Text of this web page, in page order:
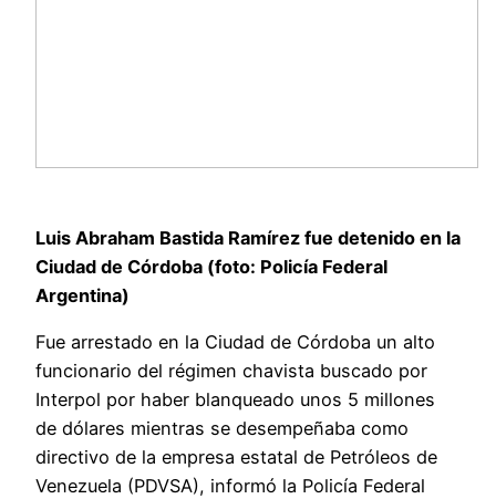
Luis Abraham Bastida Ramírez fue detenido en la
Ciudad de Córdoba (foto: Policía Federal
Argentina)
Fue arrestado en la Ciudad de Córdoba un alto
funcionario del régimen chavista buscado por
Interpol por haber blanqueado unos 5 millones
de dólares mientras se desempeñaba como
directivo de la empresa estatal de Petróleos de
Venezuela (PDVSA), informó la Policía Federal